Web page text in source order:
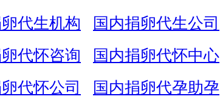
代生机构
国内捐卵代生公司
代怀咨询
国内捐卵代怀中心
代怀公司
国内捐卵代孕助孕